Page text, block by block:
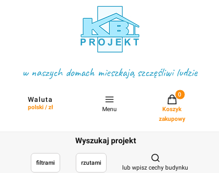
w naszych domach mieszkają szczęśliwi ludzie
Waluta
polski / zł Menu
Projekty w
Koszyk
zakupowy
Wyszukaj projekt
filtrami rzutami
Otwórz
lub wpisz cechy budynku